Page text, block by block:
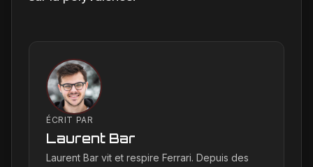
ÉCRIT PAR
Laurent Bar
Laurent Bar vit et respire Ferrari. Depuis des